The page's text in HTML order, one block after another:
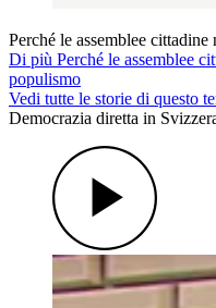
Perché le assemblee
Di più Perché le assemblee
populismo
Vedi tutte le storie di questo
Democrazia diretta in